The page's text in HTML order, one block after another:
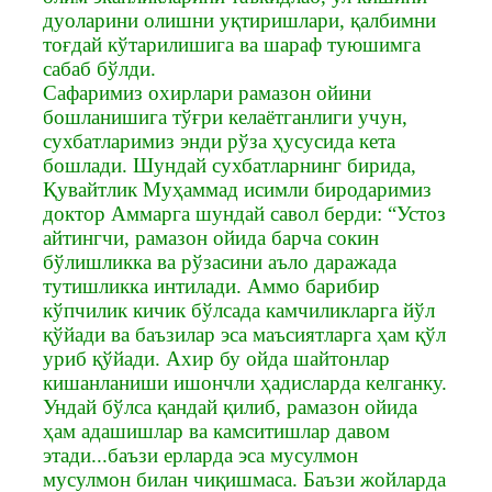
дуоларини олишни уқтиришлари, қалбимни
тоғдай кўтарилишига ва шараф туюшимга
сабаб бўлди.
Сафаримиз охирлари рамазон ойини
бошланишига тўғри келаётганлиги учун,
сухбатларимиз энди рўза ҳусусида кета
бошлади. Шундай сухбатларнинг бирида,
Қувайтлик Муҳаммад исимли биродаримиз
доктор Аммарга шундай савол берди: “Устоз
айтингчи, рамазон ойида барча сокин
бўлишликка ва рўзасини аъло даражада
тутишликка интилади. Аммо барибир
кўпчилик кичик бўлсада камчиликларга йўл
қўйади ва баъзилар эса маъсиятларга ҳам қўл
уриб қўйади. Ахир бу ойда шайтонлар
кишанланиши ишончли ҳадисларда келганку.
Ундай бўлса қандай қилиб, рамазон ойида
ҳам адашишлар ва камситишлар давом
этади...баъзи ерларда эса мусулмон
мусулмон билан чиқишмаса. Баъзи жойларда